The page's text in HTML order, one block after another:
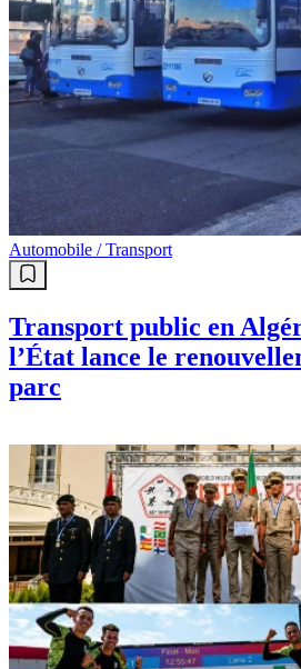
Automobile / Transport
Transport public en
l’État lance le
parc